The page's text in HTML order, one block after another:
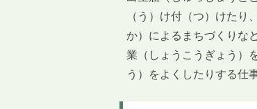
（う）け付（つ）けた
か）によるまちづくりな
業（しょうこうぎょう）
う）をよくしたりする仕